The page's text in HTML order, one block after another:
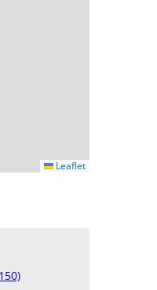
Leaflet